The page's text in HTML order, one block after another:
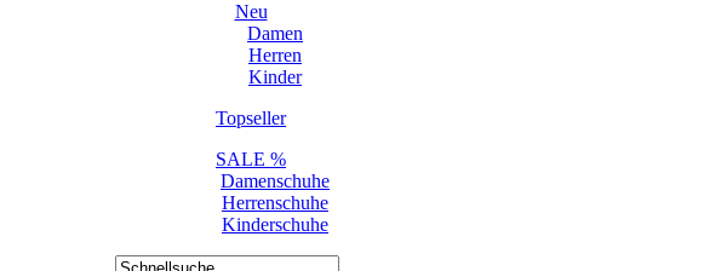
Neu
Damen
Herren
Kinder
Topseller
SALE %
Damenschuhe
Herrenschuhe
Kinderschuhe